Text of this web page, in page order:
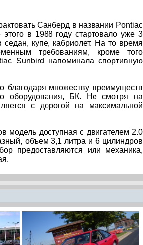
Санберд в названии Pontiac
в 1988 году стартовало уже 3
купе, кабриолет. На то время
требованиям, кроме того
Sunbird напоминала спортивную
благодаря множеству преимуществ
оборудования, БК. Не смотря на
с дорогой на максимальной
модель доступная с двигателем 2.0
объем 3,1 литра и 6 цилиндров
предоставляются или механика,